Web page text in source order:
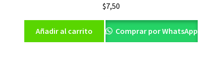
$7,50
Añadir al carrito Comprar por WhatsApp